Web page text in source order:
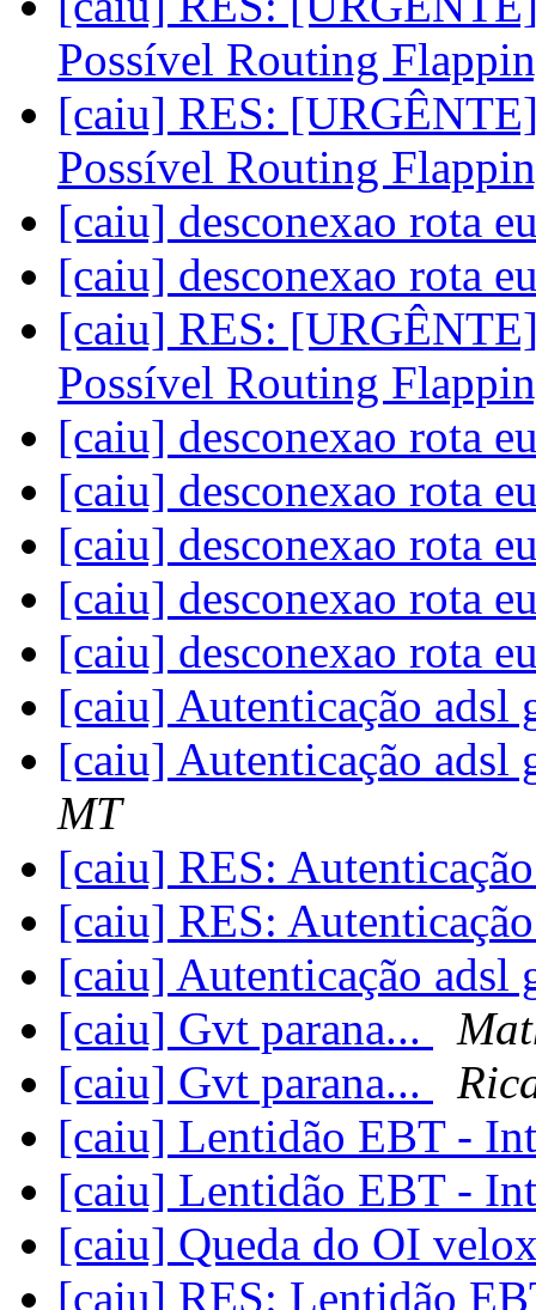
Possível Routing
[caiu] RES:
Possível Routing
[caiu] desconexao rota
[caiu] desconexao rota
[caiu] RES:
Possível Routing
[caiu] desconexao rota
[caiu] desconexao rota
[caiu] desconexao rota
[caiu] desconexao rota
[caiu] desconexao rota
[caiu] Autenticação adsl
[caiu] Autenticação adsl
MT
[caiu] RES:
[caiu] RES:
[caiu] Autenticação adsl
[caiu] Gvt parana...
[caiu] Gvt parana...
[caiu] Lentidão EBT -
[caiu] Lentidão EBT -
[caiu] Queda do OI
[caiu] RES: Lentidão